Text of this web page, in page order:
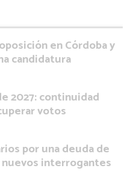
en Córdoba y
candidatura
2027: continuidad
votos
por una deuda de
nuevos interrogantes